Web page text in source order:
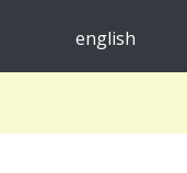
english